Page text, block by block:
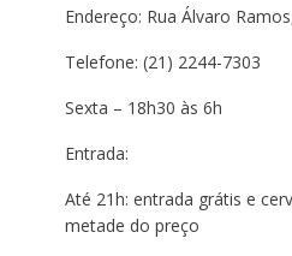
Endereço: Rua Álvaro
Telefone: (21) 2244-7303
Sexta – 18h30 às 6h
Entrada:
Até 21h: entrada grátis e
metade do preço